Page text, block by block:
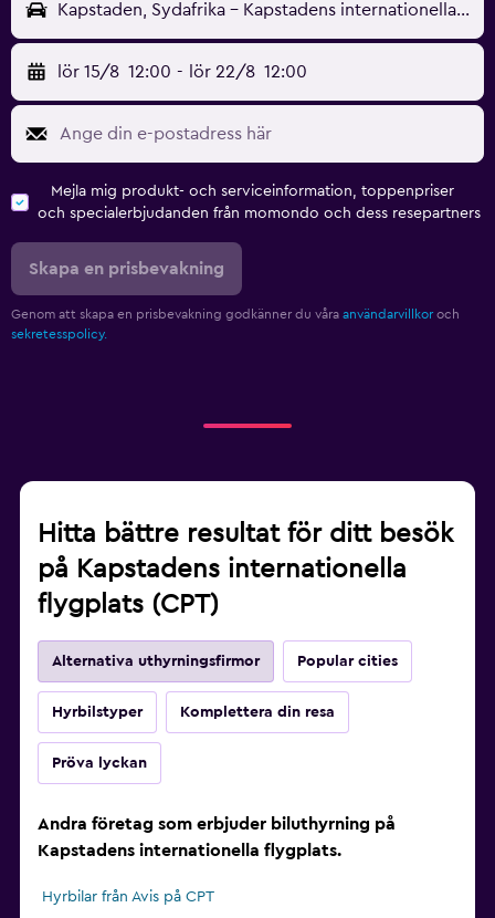
Kapstaden, Sydafrika - Kapstadens internationella (CPT)
lör 15/8 12:00 - lör 22/8 12:00
Mejla mig produkt- och serviceinformation, toppenpriser
och specialerbjudanden från momondo och dess resepartners
Skapa en prisbevakning
Genom att skapa en prisbevakning godkänner du våra användarvillkor och
sekretesspolicy.
Hitta bättre resultat för ditt besök
på Kapstadens internationella
flygplats (CPT)
Alternativa uthyrningsfirmor Popular cities
Hyrbilstyper Komplettera din resa
Pröva lyckan
Andra företag som erbjuder biluthyrning på
Kapstadens internationella flygplats.
Hyrbilar från Avis på CPT